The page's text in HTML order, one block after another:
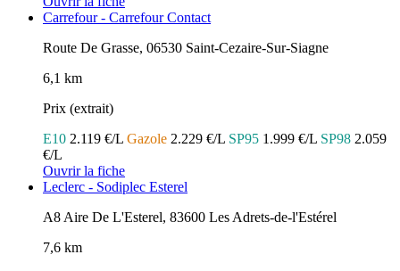
Carrefour - Carrefour Contact
Route De Grasse, 06530 Saint-Cezaire-Sur-Siagne
6,1 km
Prix (extrait)
E10 2.119 €/L Gazole 2.229 €/L SP95 1.999 €/L SP98 2.059
€/L
Ouvrir la fiche
Leclerc - Sodiplec Esterel
A8 Aire De L'Esterel, 83600 Les Adrets-de-l'Estérel
7,6 km